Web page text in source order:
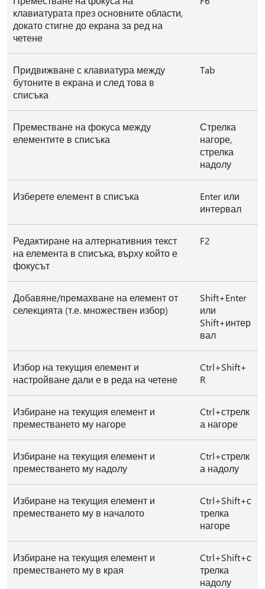
клавиатурата през основните области,
докато стигне до екрана за ред на
четене
Придвижване с клавиатура между
бутоните в екрана и след това в
списъка
Tab
Преместване на фокуса между
елементите в списъка
Стрелка
нагоре,
стрелка
надолу
Изберете елемент в списъка
Enter или
интервал
Редактиране на алтернативния текст
на елемента в списъка, върху който е
фокусът
F2
Добавяне/премахване на елемент от
селекцията (т.е. множествен избор)
Shift+Enter
или
Shift+интер
вал
Избор на текущия елемент и
настройване дали е в реда на четене
Ctrl+Shift+
R
Избиране на текущия елемент и
преместването му нагоре
Ctrl+стрелк
а нагоре
Избиране на текущия елемент и
преместването му надолу
Ctrl+стрелк
а надолу
Избиране на текущия елемент и
преместването му в началото
Ctrl+Shift+с
трелка
нагоре
Избиране на текущия елемент и
преместването му в края
Ctrl+Shift+с
трелка
надолу